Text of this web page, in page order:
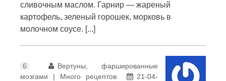
сливочным маслом. Гарнир — жареный
картофель, зеленый горошек, морковь в
молочном соусе. [...]
6
Вертуны, фаршированные
мозгами | Много рецептов
21-04-